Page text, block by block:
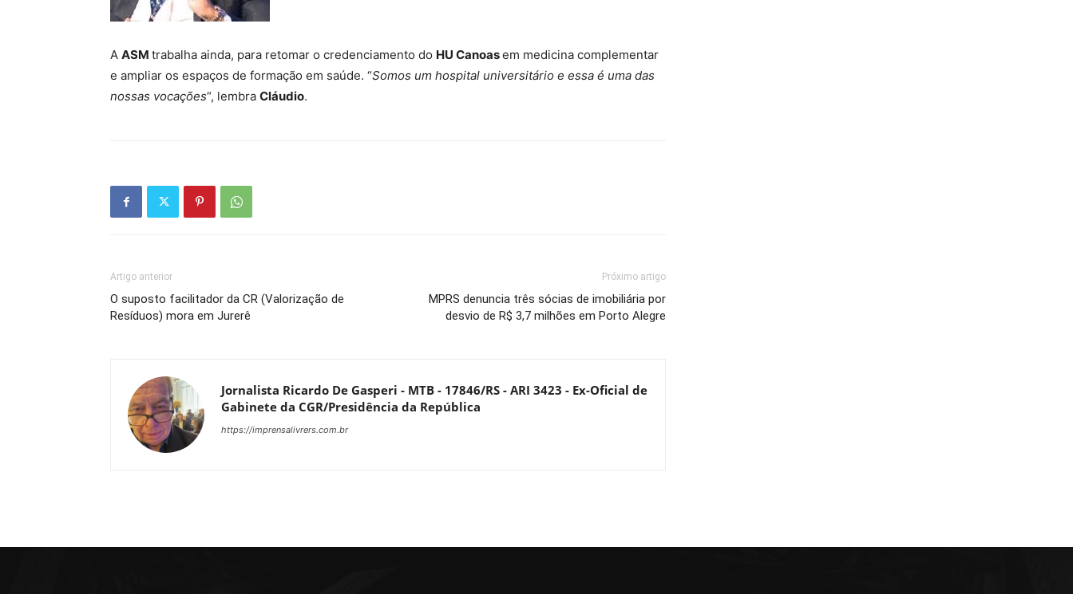
A ASM trabalha ainda, para retomar o credenciamento do HU Canoasem medicina complementar
e ampliar os espaços de formação em saúde. “Somos um hospital universitário e essa é uma das
nossas vocações“, lembra Cláudio.
Artigo anterior
O suposto facilitador da CR (Valorização de
Resíduos) mora em Jurerê
Próximo artigo
MPRS denuncia três sócias de imobiliária por
desvio de R$ 3,7 milhões em Porto Alegre
Jornalista Ricardo De Gasperi - MTB - 17846/RS - ARI 3423 - Ex-Oficial de
Gabinete da CGR/Presidência da República
https://imprensalivrers.com.br